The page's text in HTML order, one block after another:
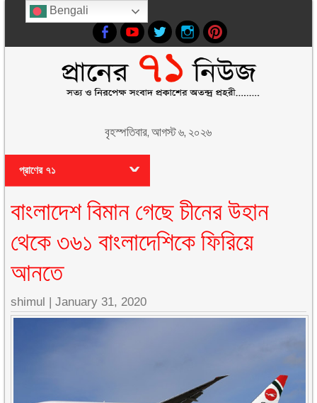
বৃহস্পতিবার, আগস্ট ৬, ২০২৬
প্রাণের ৭১
বাংলাদেশ বিমান গেছে চীনের উহান
থেকে ৩৬১ বাংলাদেশিকে ফিরিয়ে
আনতে
shimul |January 31, 2020
Bengali